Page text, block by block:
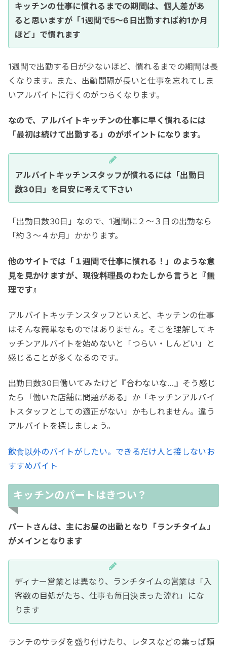
キッチンの仕事に慣れるまでの期間は、個人差があ
ると思いますが「1週間で5〜6日出勤すれば約1か月
ほど」で慣れます
1週間で出勤する日が少ないほど、慣れるまでの期間は長
くなります。また、出勤間隔が長いと仕事を忘れてしま
いアルバイトに行くのがつらくなります。
なので、アルバイトキッチンの仕事に早く慣れるには
「最初は続けて出勤する」のがポイントになります。
アルバイトキッチンスタッフが慣れるには「出勤日
数30日」を目安に考えて下さい
「出勤日数30日」なので、1週間に２～３日の出勤なら
「約３～４か月」かかります。
他のサイトでは「１週間で仕事に慣れる！」のような意
見を見かけますが、現役料理長のわたしから言うと『無
理です』
アルバイトキッチンスタッフといえど、キッチンの仕事
はそんな簡単なものではありません。そこを理解してキ
ッチンアルバイトを始めないと「つらい・しんどい」と
感じることが多くなるのです。
出勤日数30日働いてみたけど『合わないな…』そう感じ
たら「働いた店舗に問題がある」か「キッチンアルバイ
トスタッフとしての適正がない」かもしれません。違う
アルバイトを探しましょう。
飲食以外のバイトがしたい。できるだけ人と接しないお
すすめバイト
キッチンのパートはきつい？
パートさんは、主にお昼の出勤となり「ランチタイム」
がメインとなります
ディナー営業とは異なり、ランチタイムの営業は「入
客数の目処がたち、仕事も毎日決まった流れ」にな
ります
ランチのサラダを盛り付けたり、レタスなどの葉っぱ類